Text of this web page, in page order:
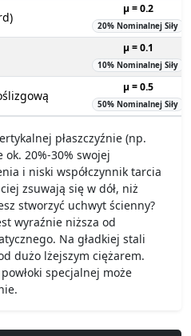
µ = 0.2
20% Nominalnej Siły
µ = 0.1
10% Nominalnej Siły
µ = 0.5
50% Nominalnej Siły
płaszczyźnie (np.
20%-30% swojej
i niski współczynnik tarcia
zsuwają się w dół, niż
stworzyć uchwyt ścienny?
wyraźnie niższa od
Na gładkiej stali
dużo lżejszym ciężarem.
specjalnej może